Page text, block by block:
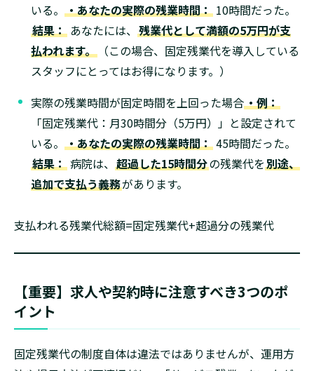
いる。 ・あなたの実際の残業時間： 10時間だった。
結果： あなたには、 残業代として満額の5万円が支
払われます。 （この場合、固定残業代を導入している
スタッフにとってはお得になります。）
実際の残業時間が固定時間を上回った場合・例：
「固定残業代：月30時間分（5万円）」と設定されて
いる。 ・あなたの実際の残業時間： 45時間だった。
結果： 病院は、 超過した15時間分の残業代を別途、
追加で支払う義務があります。
支払われる残業代総額=固定残業代+超過分の残業代
【重要】求人や契約時に注意すべき3つのポ
イント
固定残業代の制度自体は違法ではありませんが、運用方